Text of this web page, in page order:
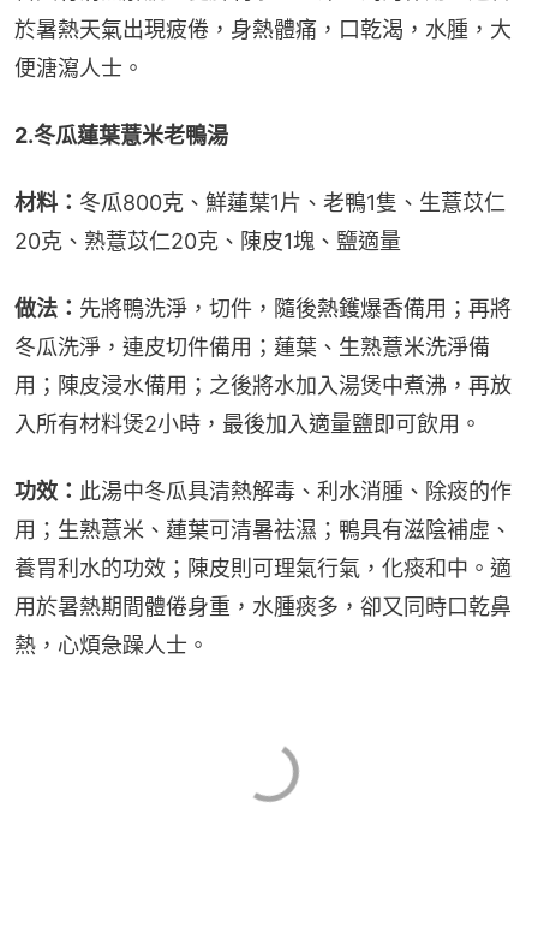
於暑熱天氣出現疲倦，身熱體痛，口乾渴，水腫，大
便溏瀉人士。
2.冬瓜蓮葉薏米老鴨湯
材料： 冬瓜800克、鮮蓮葉1片、老鴨1隻、生薏苡仁
20克、熟薏苡仁20克、陳皮1塊、鹽適量
做法： 先將鴨洗淨，切件，隨後熱鑊爆香備用；再將
冬瓜洗淨，連皮切件備用；蓮葉、生熟薏米洗淨備
用；陳皮浸水備用；之後將水加入湯煲中煮沸，再放
入所有材料煲2小時，最後加入適量鹽即可飲用。
功效： 此湯中冬瓜具清熱解毒、利水消腫、除痰的作
用；生熟薏米、蓮葉可清暑祛濕；鴨具有滋陰補虛、
養胃利水的功效；陳皮則可理氣行氣，化痰和中。適
用於暑熱期間體倦身重，水腫痰多，卻又同時口乾鼻
熱，心煩急躁人士。